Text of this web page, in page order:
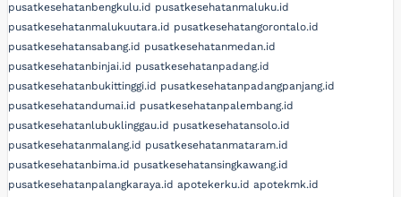
pusatkesehatanbengkulu.id pusatkesehatanmaluku.id
pusatkesehatanmalukuutara.id pusatkesehatangorontalo.id
pusatkesehatansabang.id pusatkesehatanmedan.id
pusatkesehatanbinjai.id pusatkesehatanpadang.id
pusatkesehatanbukittinggi.id pusatkesehatanpadangpanjang.id
pusatkesehatandumai.id pusatkesehatanpalembang.id
pusatkesehatanlubuklinggau.id pusatkesehatansolo.id
pusatkesehatanmalang.id pusatkesehatanmataram.id
pusatkesehatanbima.id pusatkesehatansingkawang.id
pusatkesehatanpalangkaraya.id apotekerku.id apotekmk.id